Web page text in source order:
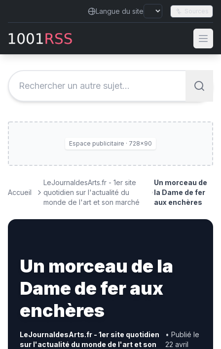
Langue du site Sources
Espace publicitaire · 728×90
Accueil
LeJournaldesArts.fr - 1er site
quotidien sur l'actualité du
monde de l'art et son marché
Un morceau de
la Dame de fer
aux enchères
Un morceau de la
Dame de fer aux
enchères
LeJournaldesArts.fr - 1er site quotidien
sur l'actualité du monde de l'art et son
• Publié le
22 avril